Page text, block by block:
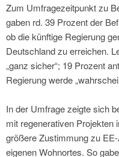
Zum Umfragezeitpunkt zu
gaben rd. 39 Prozent der
ob die künftige Regierung
Deutschland zu erreichen.
„ganz sicher“; 19 Prozent
Regierung werde
In der Umfrage zeigte sich
mit regenerativen Projekten
größere Zustimmung zu
eigenen Wohnortes. So